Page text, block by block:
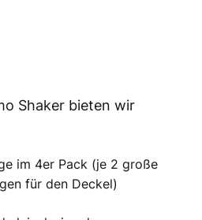
Shaker bieten wir
im 4er Pack (je 2 große
für den Deckel)